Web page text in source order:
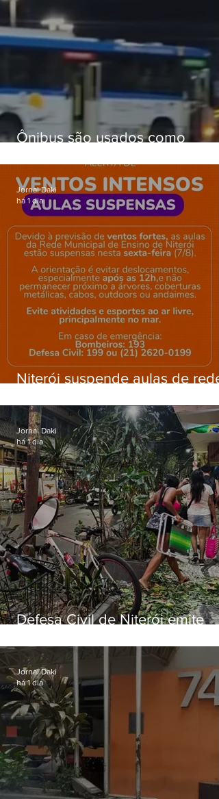
Ônibus são usados como
Gardênia Azul
Niterói suspende aulas de rede
ventos fortes nesta sexta (7)
Jornal Daki
há 1 dia
Defesa Civil de Niterói emite
sexta-feira (07)
Jornal Daki
há 1 dia
Jornal Daki
há 1 dia